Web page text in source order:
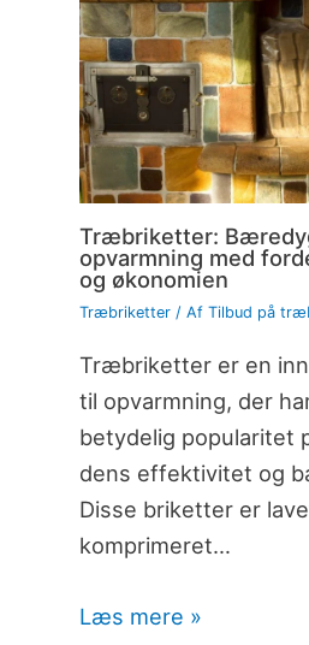
Træbriketter:
opvarmning med
og økonomien
Træbriketter/ Af Tilbud på
Træbriketter er en
til opvarmning, der
betydelig popularitet
dens effektivitet og
Disse briketter er
komprimeret…
Læs mere »